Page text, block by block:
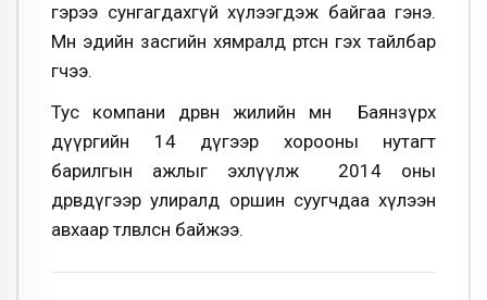
гэрээ сунгагдахгүй хүлээгдэж байгаа гэнэ.
Мөн эдийн засгийн хямралд өртсөн гэх тайлбар
өгчээ.
Тус компани дөрвөн жилийн өмнө Баянзүрх
дүүргийн 14 дүгээр хорооны нутагт
барилгын ажлыг эхлүүлж 2014 оны
дөрөвдүгээр улиралд оршин суугчдаа хүлээн
авхаар төлөвлөсөн байжээ.